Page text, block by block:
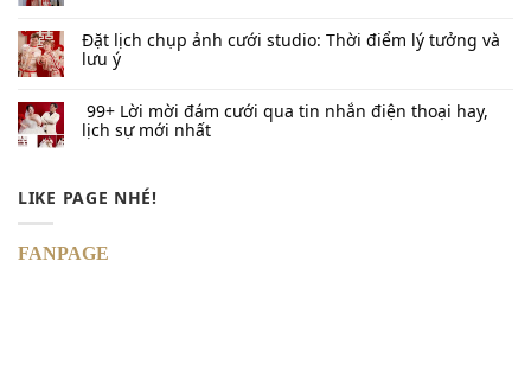
Đặt lịch chụp ảnh cưới studio: Thời điểm lý tưởng và
lưu ý
99+ Lời mời đám cưới qua tin nhắn​ điện thoại hay,
lịch sự mới nhất
LIKE PAGE NHÉ!
FANPAGE